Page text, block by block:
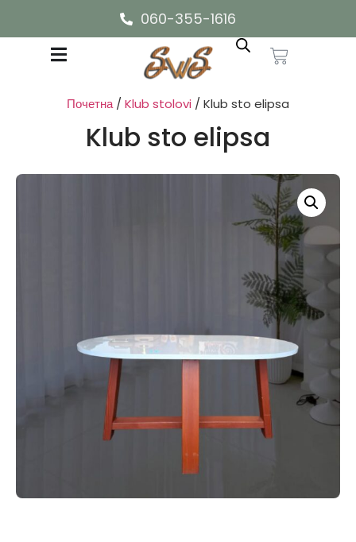
060-355-1616
Почетна/Klub stolovi / Klub sto elipsa
Klub sto elipsa